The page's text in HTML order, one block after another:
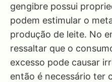
gengibre possui
podem estimular o
produção de leite. No
ressaltar que o
excesso pode causar
então é necessário ter